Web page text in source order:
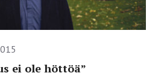
ei ole höttöä”